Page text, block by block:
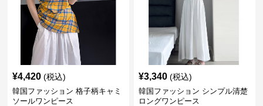
¥4,420 (税込)
韓国ファッション 格子柄キャミ
ソールワンピース
¥3,340 (税込)
韓国ファッション シンプル清楚
ロングワンピース